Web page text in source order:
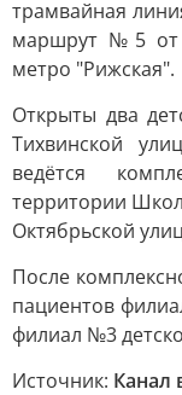
трамвайная
маршрут №5 от
метро "Рижская".
Открыты два
Тихвинской
ведётся
территории
Октябрьской
После
пациентов
филиал №3
Источник: Канал